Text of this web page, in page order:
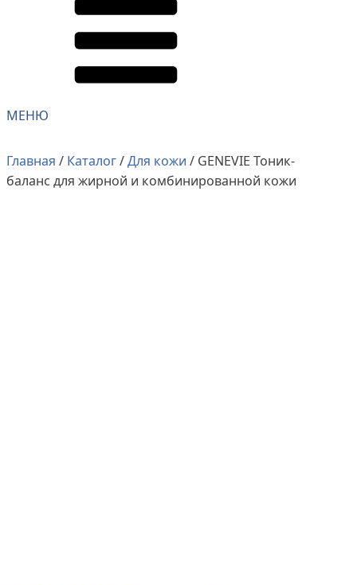
МЕНЮ
Главная / Каталог/Для кожи / GENEVIE Тоник-
баланс для жирной и комбинированной кожи